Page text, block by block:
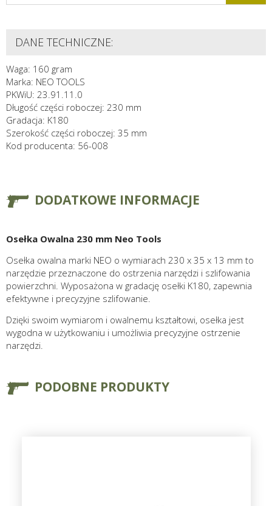
DANE TECHNICZNE:
Waga: 160 gram
Marka: NEO TOOLS
PKWiU: 23.91.11.0
Długość części roboczej: 230 mm
Gradacja: K180
Szerokość części roboczej: 35 mm
Kod producenta: 56-008
DODATKOWE INFORMACJE
Osełka Owalna 230 mm Neo Tools
Osełka owalna marki NEO o wymiarach 230 x 35 x 13 mm to
narzędzie przeznaczone do ostrzenia narzędzi i szlifowania
powierzchni. Wyposażona w gradację osełki K180, zapewnia
efektywne i precyzyjne szlifowanie.
Dzięki swoim wymiarom i owalnemu kształtowi, osełka jest
wygodna w użytkowaniu i umożliwia precyzyjne ostrzenie
narzędzi.
PODOBNE PRODUKTY